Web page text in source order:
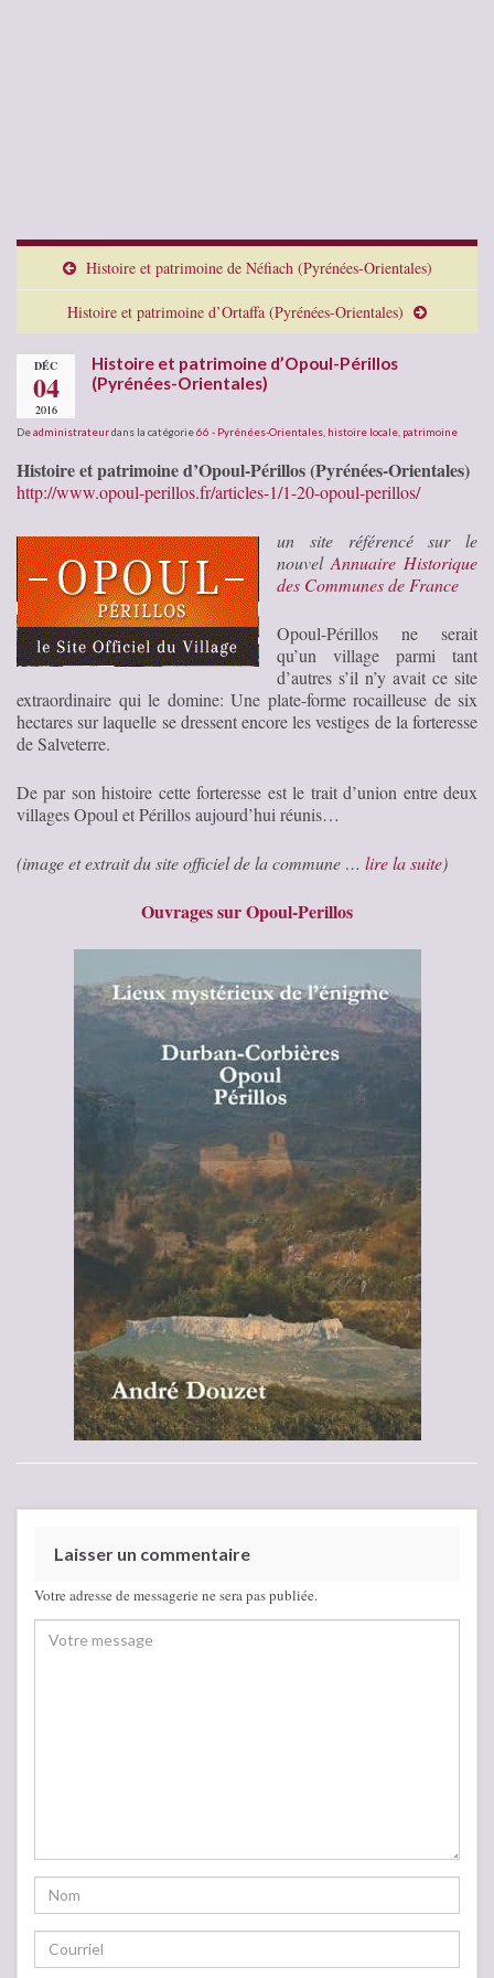
Histoire et patrimoine de Néfiach (Pyrénées-Orientales)
Histoire et patrimoine d’Ortaffa (Pyrénées-Orientales)
DÉC
04
2016
Histoire et patrimoine d’Opoul-Périllos
(Pyrénées-Orientales)
Deadministrateurdans la catégorie66 - Pyrénées-Orientales histoire locale patrimoine
Histoire et patrimoine d’Opoul-Périllos (Pyrénées-Orientales)
http://www.opoul-perillos.fr/articles-1/1-20-opoul-perillos/
un site référencé sur le
nouvel Annuaire Historique
des Communes de France
Opoul-Périllos ne serait
qu’un village parmi tant
d’autres s’il n’y avait ce site
extraordinaire qui le domine: Une plate-forme rocailleuse de six
hectares sur laquelle se dressent encore les vestiges de la forteresse
de Salveterre.
De par son histoire cette forteresse est le trait d’union entre deux
villages Opoul et Périllos aujourd’hui réunis…
(image et extrait du site officiel de la commune … lire la suite)
Ouvrages sur Opoul-Perillos
Laisser un commentaire
Votre adresse de messagerie ne sera pas publiée.